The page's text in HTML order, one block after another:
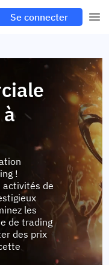
Se connecter
!
activités de
les
de trading
des prix